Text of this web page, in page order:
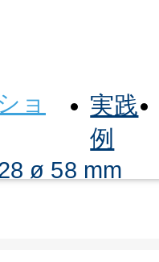
ョ
実践
例
ø 58 mm